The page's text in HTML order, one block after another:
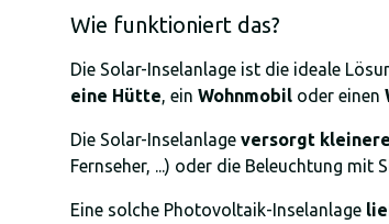
Wie funktioniert das?
Die Solar-Inselanlage ist die ideale
eine Hütte , ein Wohnmobil oder einen
Die Solar-Inselanlage versorgt
Fernseher, ...) oder die Beleuchtung mit
Eine solche Photovoltaik-Inselanlage